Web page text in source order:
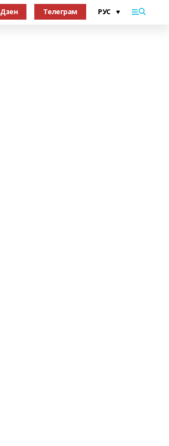
Дзен Телеграм